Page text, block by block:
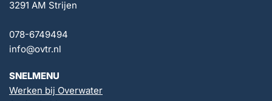
3291 AM Strijen
078-6749494
info@ovtr.nl
SNELMENU
Werken bij Overwater